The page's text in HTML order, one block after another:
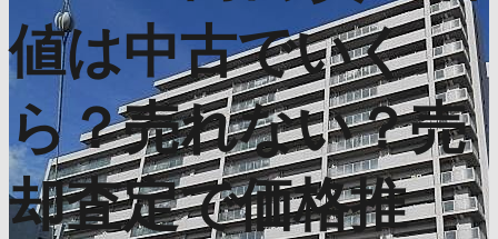
値は中古でいく
ら？売れない？売
却査定で価格推